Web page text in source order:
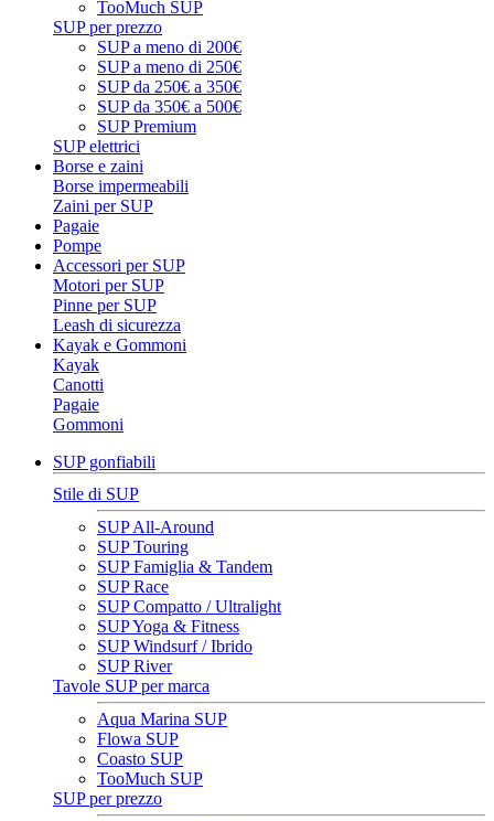
TooMuch SUP
SUP per prezzo
SUP a meno di 200€
SUP a meno di 250€
SUP da 250€ a 350€
SUP da 350€ a 500€
SUP Premium
SUP elettrici
Borse e zaini
Borse impermeabili
Zaini per SUP
Pagaie
Pompe
Accessori per SUP
Motori per SUP
Pinne per SUP
Leash di sicurezza
Kayak e Gommoni
Kayak
Canotti
Pagaie
Gommoni
SUP gonfiabili
Stile di SUP
SUP All-Around
SUP Touring
SUP Famiglia & Tandem
SUP Race
SUP Compatto / Ultralight
SUP Yoga & Fitness
SUP Windsurf / Ibrido
SUP River
Tavole SUP per marca
Aqua Marina SUP
Flowa SUP
Coasto SUP
TooMuch SUP
SUP per prezzo